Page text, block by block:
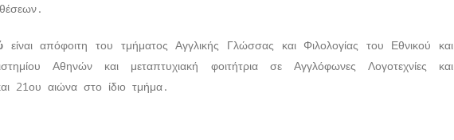
είναι απόφοιτη του τμήματος Αγγλικής Γλώσσας και Φιλολογίας του Εθνικού και
Αθηνών και μεταπτυχιακή φοιτήτρια σε Αγγλόφωνες Λογοτεχνίες και
21ου αιώνα στο ίδιο τμήμα.